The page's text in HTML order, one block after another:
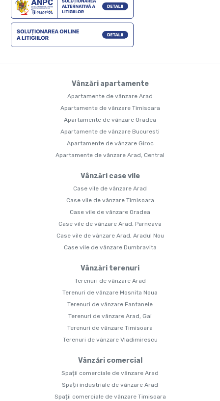
Vânzări apartamente
Apartamente de vânzare Arad
Apartamente de vânzare Timisoara
Apartamente de vânzare Oradea
Apartamente de vânzare Bucuresti
Apartamente de vânzare Giroc
Apartamente de vânzare Arad, Central
Vânzări case vile
Case vile de vânzare Arad
Case vile de vânzare Timisoara
Case vile de vânzare Oradea
Case vile de vânzare Arad, Parneava
Case vile de vânzare Arad, Aradul Nou
Case vile de vânzare Dumbravita
Vânzări terenuri
Terenuri de vânzare Arad
Terenuri de vânzare Mosnita Noua
Terenuri de vânzare Fantanele
Terenuri de vânzare Arad, Gai
Terenuri de vânzare Timisoara
Terenuri de vânzare Vladimirescu
Vânzări comercial
Spații comerciale de vânzare Arad
Spații industriale de vânzare Arad
Spații comerciale de vânzare Timisoara